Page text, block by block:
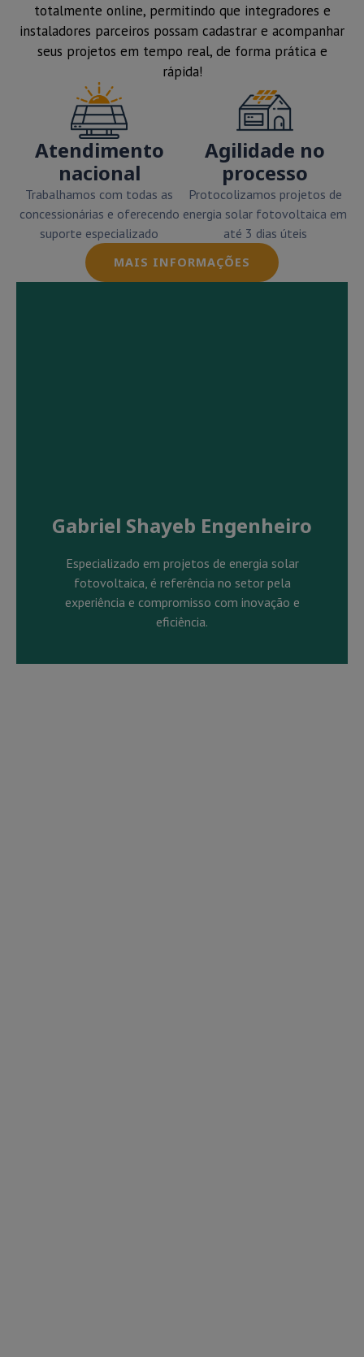
totalmente online, permitindo que integradores e
instaladores parceiros possam cadastrar e acompanhar
seus projetos em tempo real, de forma prática e
rápida!
Atendimento
nacional
Trabalhamos com todas as
concessionárias e oferecendo
suporte especializado
Agilidade no
processo
Protocolizamos projetos de
energia solar fotovoltaica em
até 3 dias úteis
MAIS INFORMAÇÕES
Gabriel Shayeb Engenheiro
Especializado em projetos de energia solar
fotovoltaica, é referência no setor pela
experiência e compromisso com inovação e
eficiência.